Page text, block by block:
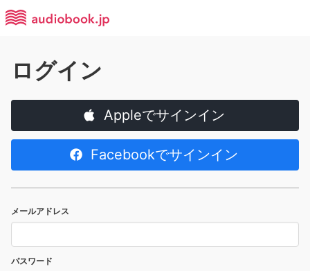
ログイン
Appleでサインイン
Facebookでサインイン
メールアドレス
パスワード